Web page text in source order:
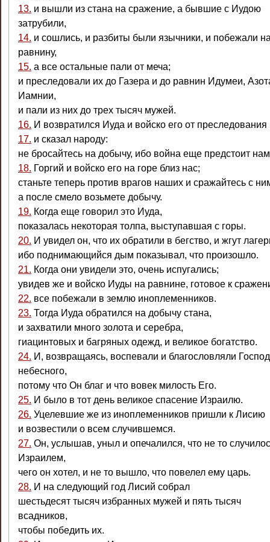
13. и вышли из стана на сражение, а бывшие с Иудою
затрубили,
14. и сошлись, и разбиты были язычники, и побежали
равнину,
15. а все остальные пали от меча;
и преследовали их до Газера и до равнин Идумеи,
Иамнии,
и пали из них до трех тысяч мужей.
16. И возвратился Иуда и войско его от преследования
17. и сказал народу:
не бросайтесь на добычу, ибо война еще предстоит
18. Горгий и войско его на горе близ нас;
станьте теперь против врагов наших и сражайтесь с
а после смело возьмете добычу.
19. Когда еще говорил это Иуда,
показалась некоторая толпа, выступавшая с горы.
20. И увидел он, что их обратили в бегство, и жгут
ибо поднимающийся дым показывал, что произошло.
21. Когда они увидели это, очень испугались;
увидев же и войско Иуды на равнине, готовое к
22. все побежали в землю иноплеменников.
23. Тогда Иуда обратился на добычу стана,
и захватили много золота и серебра,
гиацинтовых и багряных одежд, и великое богатство.
24. И, возвращаясь, воспевали и благословляли
небесного,
потому что Он благ и что вовек милость Его.
25. И было в тот день великое спасение Израилю.
26. Уцелевшие же из иноплеменников пришли к Лисию
и возвестили о всем случившемся.
27. Он, услышав, уныл и опечалился, что не то
Израилем,
чего он хотел, и не то вышло, что повелел ему царь.
28. И на следующий год Лисий собрал
шестьдесят тысяч избранных мужей и пять тысяч
всадников,
чтобы победить их.